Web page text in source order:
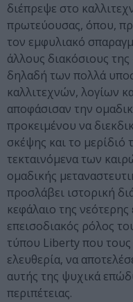
διέπρεψε στο
πρωτεύουσας, όπου,
τον εμφυλιακό
άλλους διακόσιους
δηλαδή των πολλά
καλλιτεχνών, λογίων
αποφάσισαν την
προκειμένου να
σκέψης και το
τεκταινόμενα των
ομαδικής
προσλάβει ιστορική
κεφάλαιο της
επεισοδιακός ρόλος
τύπου Liberty που
ελευθερία, να
αυτής της ψυχικά
περιπέτειας.